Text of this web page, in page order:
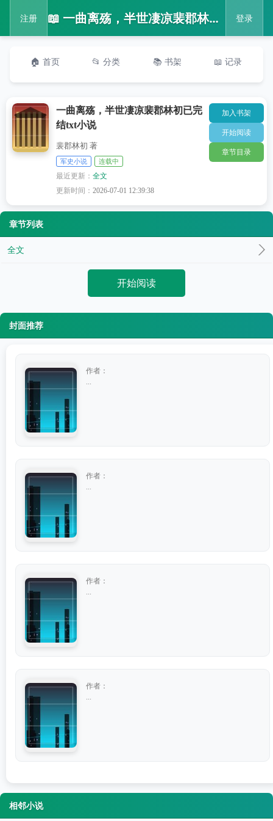
注册 📖 一曲离殇，半世凄凉裴郡林初已完结txt小说 登录
🏠 首页 📂 分类 📚 书架 📖 记录
一曲离殇，半世凄凉裴郡林初已完
结txt小说
裴郡林初 著
军史小说 连载中
最近更新：全文
更新时间：2026-07-01 12:39:38
加入书架
开始阅读
章节目录
章节列表
全文
开始阅读
封面推荐
作者：
作者：
作者：
作者：
相邻小说